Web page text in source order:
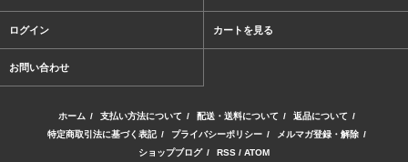
ログイン カートを見る
お問い合わせ
ホーム / 支払い方法について / 配送・送料について / 返品について /
特定商取引法に基づく表記 / プライバシーポリシー / メルマガ登録・解除 /
ショップブログ / RSS / ATOM